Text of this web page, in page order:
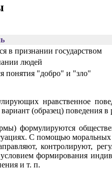
в признании государством
людей
понятия "добро" и "зло"
нравственное
(образец) поведения
формулируются
С помощью
контролируют,
условием формирования
и т. п.